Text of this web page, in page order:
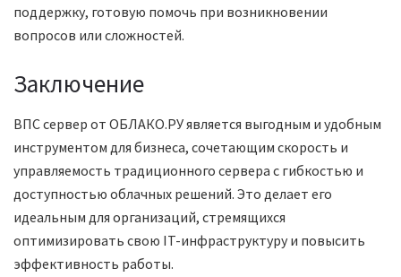
поддержку, готовую помочь при возникновении
вопросов или сложностей.
Заключение
ВПС сервер от ОБЛАКО.РУ является выгодным и удобным
инструментом для бизнеса, сочетающим скорость и
управляемость традиционного сервера с гибкостью и
доступностью облачных решений. Это делает его
идеальным для организаций, стремящихся
оптимизировать свою IT-инфраструктуру и повысить
эффективность работы.